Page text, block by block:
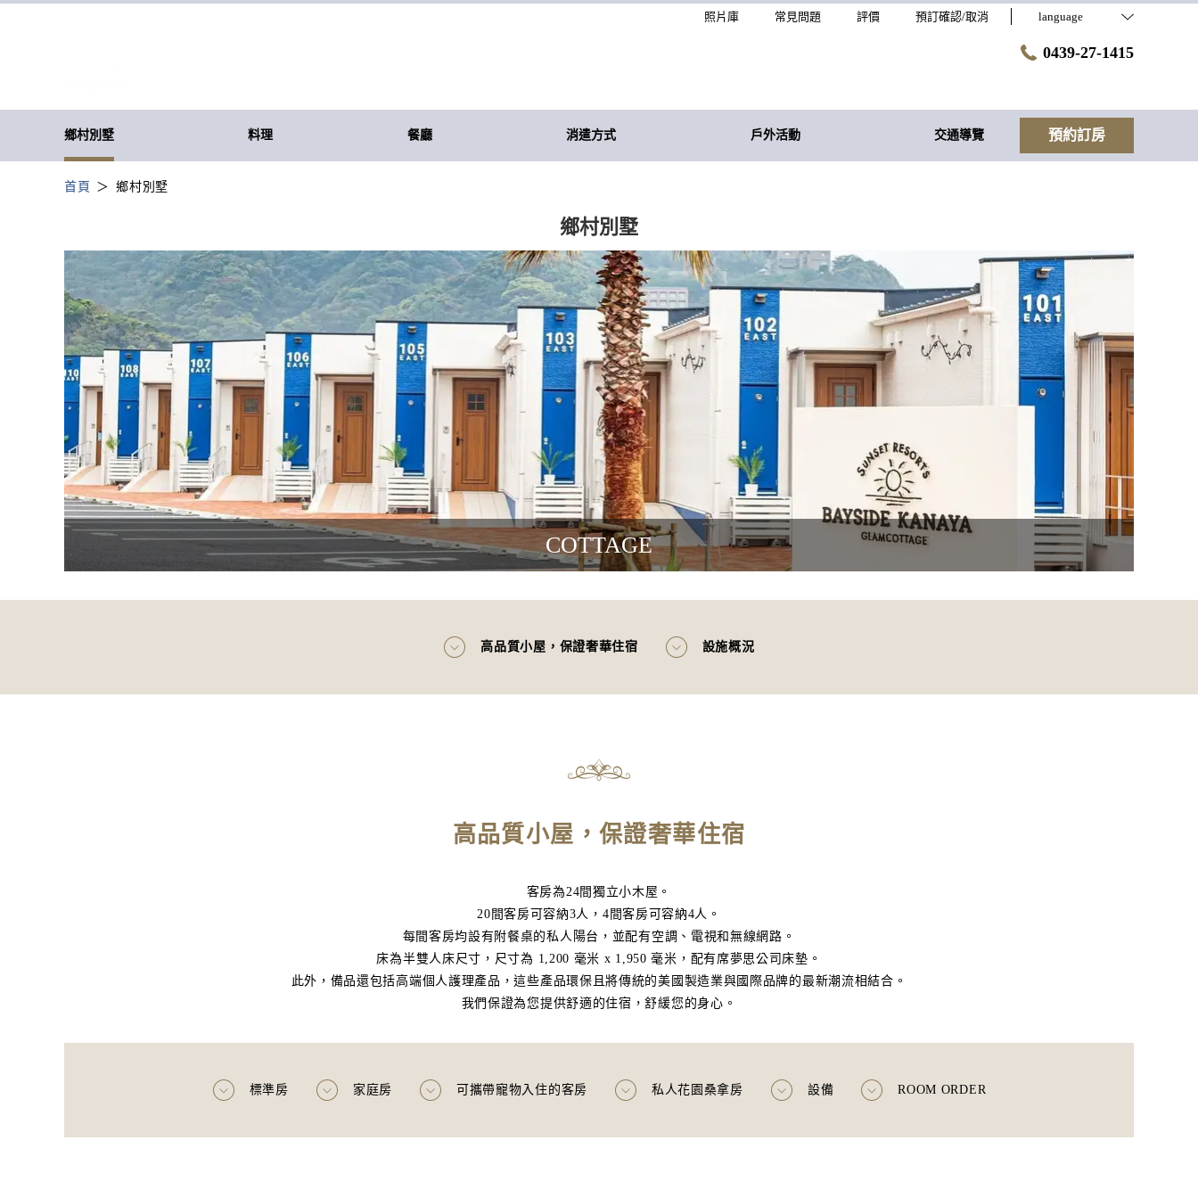
照片庫 常見問題 評價 預訂確認/取消 language
0439-27-1415
鄉村別墅 料理 餐廳 消遣方式 戶外活動 交通導覽 預約訂房
首頁 鄉村別墅
鄉村別墅
COTTAGE
高品質小屋，保證奢華住宿 設施概況
高品質小屋，保證奢華住宿
客房為24間獨立小木屋。
20間客房可容納3人，4間客房可容納4人。
每間客房均設有附餐桌的私人陽台，並配有空調、電視和無線網路。
床為半雙人床尺寸，尺寸為 1,200 毫米 x 1,950 毫米，配有席夢思公司床墊。
此外，備品還包括高端個人護理產品，這些產品環保且將傳統的美國製造業與國際品牌的最新潮流相結合。
我們保證為您提供舒適的住宿，舒緩您的身心。
標準房 家庭房 可攜帶寵物入住的客房 私人花園桑拿房 設備 ROOM ORDER